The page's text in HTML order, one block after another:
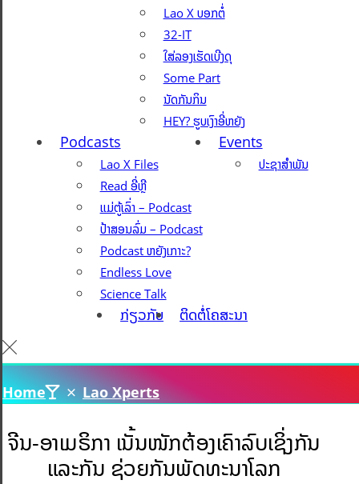
Lao X ບອກຕໍ່
32-IT
ໃສ່ລອງເຮັດເບີງດຸ
Some Part
ນັດກັນກິນ
HEY? ຮູບເງົາອີ່ຫຍັງ
Podcasts
Lao X Files
Read ອີ່ຫຼີ
ແມ່ຕູ້ເລົ່າ – Podcast
ປ້າສອນລົ່ມ – Podcast
Podcast ຫຍັງເກາະ?
Endless Love
Science Talk
Events
ປະຊາສຳພັນ
ກ່ຽວກັບ ຕິດຕໍ່ໂຄສະນາ
Home Lao Xperts
ຈີນ-ອາເມຣິກາ ເນັ້ນໜັກຕ້ອງເຄົາລົບເຊິ່ງກັນ
ແລະກັນ ຊ່ວຍກັນພັດທະນາໂລກ